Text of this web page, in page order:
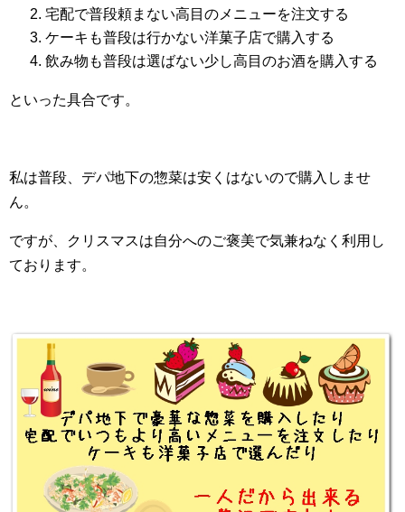
宅配で普段頼まない高目のメニューを注文する
ケーキも普段は行かない洋菓子店で購入する
飲み物も普段は選ばない少し高目のお酒を購入する
といった具合です。
私は普段、デパ地下の惣菜は安くはないので購入しませ
ん。
ですが、クリスマスは自分へのご褒美で気兼ねなく利用し
ております。